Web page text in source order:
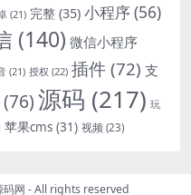
(21) 完整 (35) 小程序(56)
(140) 微信小程序
(21) 授权 (22) 插件 (72) 支
(76)源码 (217) 玩
苹果cms (31) 视频 (23)
码网 - All rights reserved